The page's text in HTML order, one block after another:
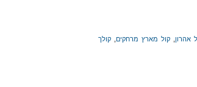
אהרון קול מארץ מרחקים
קולך